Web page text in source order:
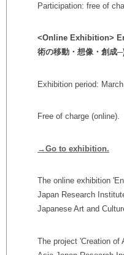
Participation: free of
<Online Exhibition>
術の移動・想像・創成
Exhibition period:
Free of charge (online).
→Go to exhibition.
The online exhibition
Japan Research
Japanese Art and
The project 'Creation of